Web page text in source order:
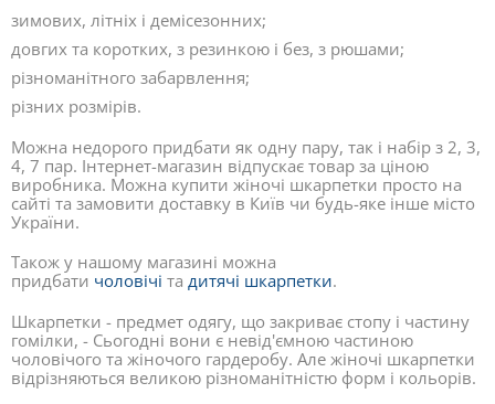
зимових, літніх і демісезонних;
довгих та коротких, з резинкою і без, з рюшами;
різноманітного забарвлення;
різних розмірів.
Можна недорого придбати як одну пару, так і набір з 2, 3,
4, 7 пар. Інтернет-магазин відпускає товар за ціною
виробника. Можна купити жіночі шкарпетки просто на
сайті та замовити доставку в Київ чи будь-яке інше місто
України.
Також у нашому магазині можна
придбати чоловічі та дитячі шкарпетки.
Шкарпетки - предмет одягу, що закриває стопу і частину
гомілки, - Сьогодні вони є невід'ємною частиною
чоловічого та жіночого гардеробу. Але жіночі шкарпетки
відрізняються великою різноманітністю форм і кольорів.